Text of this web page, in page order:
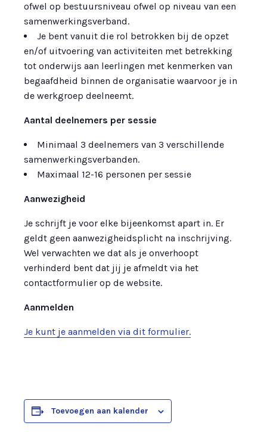
ofwel op bestuursniveau ofwel op niveau van een
samenwerkingsverband.
Je bent vanuit die rol betrokken bij de opzet
en/of uitvoering van activiteiten met betrekking
tot onderwijs aan leerlingen met kenmerken van
begaafdheid binnen de organisatie waarvoor je in
de werkgroep deelneemt.
Aantal deelnemers per sessie
Minimaal 3 deelnemers van 3 verschillende
samenwerkingsverbanden.
Maximaal 12-16 personen per sessie
Aanwezigheid
Je schrijft je voor elke bijeenkomst apart in. Er
geldt geen aanwezigheidsplicht na inschrijving.
Wel verwachten we dat als je onverhoopt
verhinderd bent dat jij je afmeldt via het
contactformulier op de website.
Aanmelden
Je kunt je aanmelden via dit formulier.
Toevoegen aan kalender